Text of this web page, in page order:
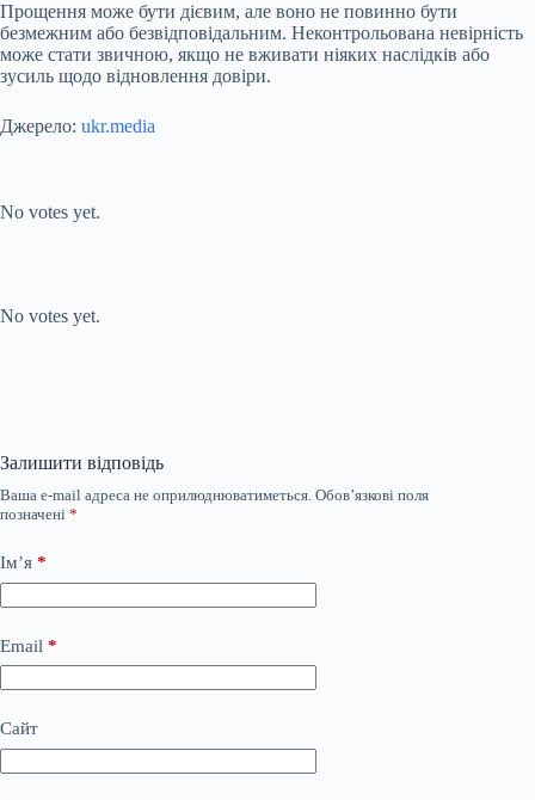
Прощення може бути дієвим, але воно не повинно бути
безмежним або безвідповідальним. Неконтрольована невірність
може стати звичною, якщо не вживати ніяких наслідків або
зусиль щодо відновлення довіри.
Джерело: ukr.media
No votes yet.
No votes yet.
Залишити відповідь
Ваша e-mail адреса не оприлюднюватиметься. Обов’язкові поля
позначені *
Ім’я *
Email *
Сайт